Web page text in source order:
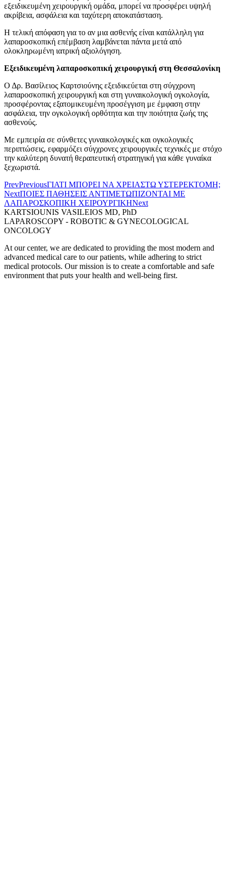
εξειδικευμένη χειρουργική ομάδα, μπορεί να προσφέρει υψηλή
ακρίβεια, ασφάλεια και ταχύτερη αποκατάσταση.
Η τελική απόφαση για το αν μια ασθενής είναι κατάλληλη για
λαπαροσκοπική επέμβαση λαμβάνεται πάντα μετά από
ολοκληρωμένη ιατρική αξιολόγηση.
Εξειδικευμένη λαπαροσκοπική χειρουργική στη Θεσσαλονίκη
Ο Δρ. Βασίλειος Καρτσιούνης εξειδικεύεται στη σύγχρονη
λαπαροσκοπική χειρουργική και στη γυναικολογική ογκολογία,
προσφέροντας εξατομικευμένη προσέγγιση με έμφαση στην
ασφάλεια, την ογκολογική ορθότητα και την ποιότητα ζωής της
ασθενούς.
Με εμπειρία σε σύνθετες γυναικολογικές και ογκολογικές
περιπτώσεις, εφαρμόζει σύγχρονες χειρουργικές τεχνικές με στόχο
την καλύτερη δυνατή θεραπευτική στρατηγική για κάθε γυναίκα
ξεχωριστά.
PrevPreviousΓΙΑΤΙ ΜΠΟΡΕΙ ΝΑ ΧΡΕΙΑΣΤΩ ΥΣΤΕΡΕΚΤΟΜΗ;
NextΠΟΙΕΣ ΠΑΘΗΣΕΙΣ ΑΝΤΙΜΕΤΩΠΙΖΟΝΤΑΙ ΜΕ
ΛΑΠΑΡΟΣΚΟΠΙΚΗ ΧΕΙΡΟΥΡΓΙΚΗNext
KARTSIOUNIS VASILEIOS MD, PhD
LAPAROSCOPY - ROBOTIC & GYNECOLOGICAL
ONCOLOGY
At our center, we are dedicated to providing the most modern and
advanced medical care to our patients, while adhering to strict
medical protocols. Our mission is to create a comfortable and safe
environment that puts your health and well-being first.